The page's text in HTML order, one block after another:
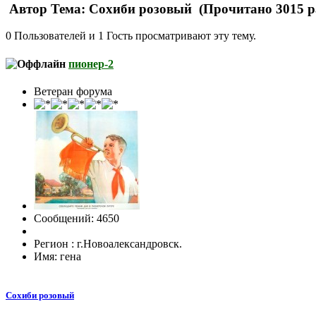
Автор Тема: Сохиби розовый (Прочитано 3015
0 Пользователей и 1 Гость просматривают эту тему.
пионер-2
Ветеран форума
Сообщений: 4650
Регион : г.Новоалександровск.
Имя: гена
Сохиби розовый